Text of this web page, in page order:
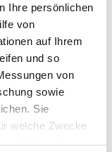
Ihre persönlichen
von
auf Ihrem
und so
von
sowie
Sie
welche Zwecke